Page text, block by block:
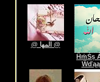
ĤṁṤṣ
@ المها @